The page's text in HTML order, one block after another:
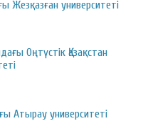
Жезқазған университеті
Оңтүстік Қазақстан
Атырау университеті